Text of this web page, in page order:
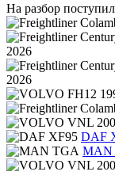
На разбор
2026
2026
DAF
MAN